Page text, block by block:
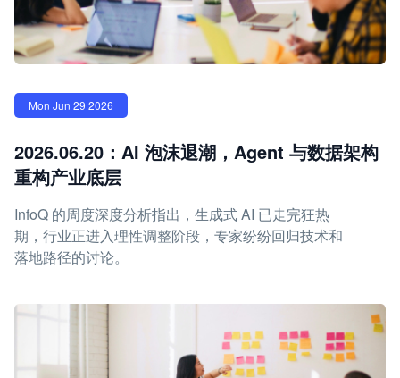
Mon Jun 29 2026
2026.06.20：AI 泡沫退潮，Agent 与数据架构
重构产业底层
InfoQ 的周度深度分析指出，生成式 AI 已走完狂热
期，行业正进入理性调整阶段，专家纷纷回归技术和
落地路径的讨论。